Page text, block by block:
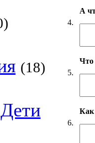
(18)
4.
А
5.
Что
6.
Как